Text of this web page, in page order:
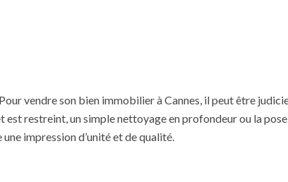
vendre son bien immobilier à Cannes, il peut être
restreint, un simple nettoyage en profondeur ou la
impression d’unité et de qualité.